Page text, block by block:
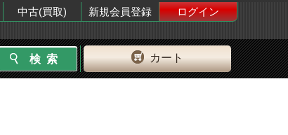
中古(買取) 新規会員登録
ログイン
カート